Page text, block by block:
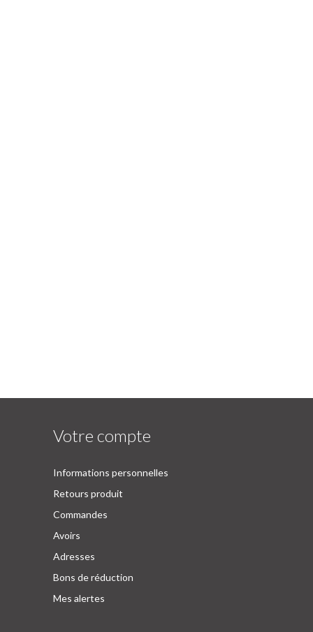
Votre compte
Informations personnelles
Retours produit
Commandes
Avoirs
Adresses
Bons de réduction
Mes alertes